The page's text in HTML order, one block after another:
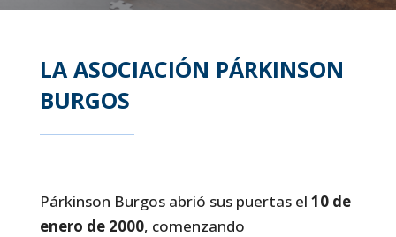
LA ASOCIACIÓN PÁRKINSON
BURGOS
Párkinson Burgos abrió sus puertas el 10 de
enero de 2000, comenzando